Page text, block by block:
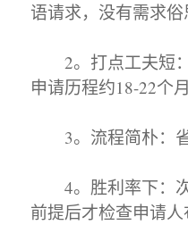
语请求，没有需求俗
2。打点工夫短：
申请历程约18-22个
3。流程简朴：省
4。胜利率下：次
前提后才检查申请